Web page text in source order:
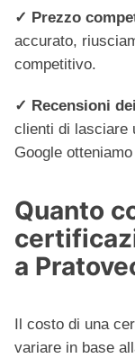
✓ Prezzo
accurato,
competitivo.
✓ Recensioni
clienti di lasciare
Google otteniamo
Quanto
a
Il costo di una
variare in base